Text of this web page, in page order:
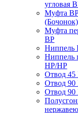
угловая
Муфта
(Бочонок)
Муфта
ВР
Ниппель
НР/НР
Отвод
Отвод
Отвод